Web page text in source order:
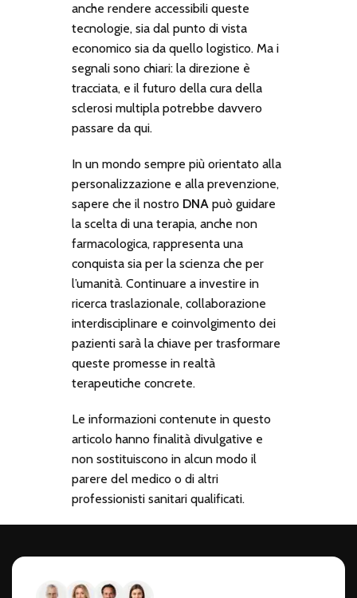
anche rendere accessibili queste
tecnologie, sia dal punto di vista
economico sia da quello logistico. Ma i
segnali sono chiari: la direzione è
tracciata, e il futuro della cura della
sclerosi multipla potrebbe davvero
passare da qui.
In un mondo sempre più orientato alla
personalizzazione e alla prevenzione,
sapere che il nostro DNApuò guidare
la scelta di una terapia, anche non
farmacologica, rappresenta una
conquista sia per la scienza che per
l’umanità. Continuare a investire in
ricerca traslazionale, collaborazione
interdisciplinare e coinvolgimento dei
pazienti sarà la chiave per trasformare
queste promesse in realtà
terapeutiche concrete.
Le informazioni contenute in questo
articolo hanno finalità divulgative e
non sostituiscono in alcun modo il
parere del medico o di altri
professionisti sanitari qualificati.